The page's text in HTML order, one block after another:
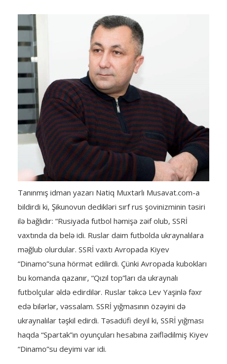
Tanınmış idman yazarı Natiq Muxtarlı Musavat.com-a
bildirdi ki, Şikunovun dedikləri sırf rus şovinizminin təsiri
ilə bağlıdır: “Rusiyada futbol həmişə zəif olub, SSRİ
vaxtında da belə idi. Ruslar daim futbolda ukraynalılara
məğlub olurdular. SSRİ vaxtı Avropada Kiyev
“Dinamo”suna hörmət edilirdi. Çünki Avropada kubokları
bu komanda qazanır, “Qızıl top”ları da ukraynalı
futbolçular əldə edirdilər. Ruslar təkcə Lev Yaşinlə fəxr
edə bilərlər, vəssalam. SSRİ yığmasının özəyini də
ukraynalılar təşkil edirdi. Təsadüfi deyil ki, SSRİ yığması
haqda “Spartak”ın oyunçuları hesabına zəiflədilmiş Kiyev
“Dinamo”su deyimi var idi.